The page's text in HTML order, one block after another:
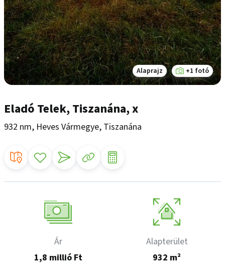
Alaprajz +1 fotó
Eladó Telek, Tiszanána, x
932 nm, Heves Vármegye, Tiszanána
Ár
1,8 millió Ft
Alapterület
932 m²